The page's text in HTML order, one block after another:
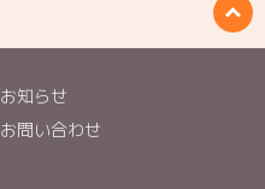
お知らせ
お問い合わせ